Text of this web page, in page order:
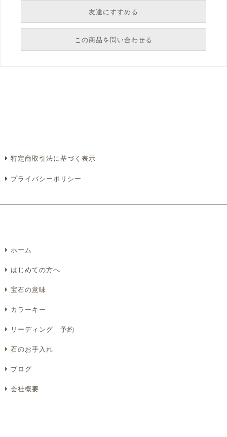
友達にすすめる
必須
この商品を問い合わせる
Eメール
特定商取引法に基づく表示
プライバシーポリシー
ホーム
はじめての方へ
宝石の意味
カラーキー
リーディング 予約
石のお手入れ
ブログ
会社概要